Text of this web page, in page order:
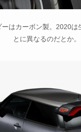
はカーボン製。2020は
とに異なるのだとか。